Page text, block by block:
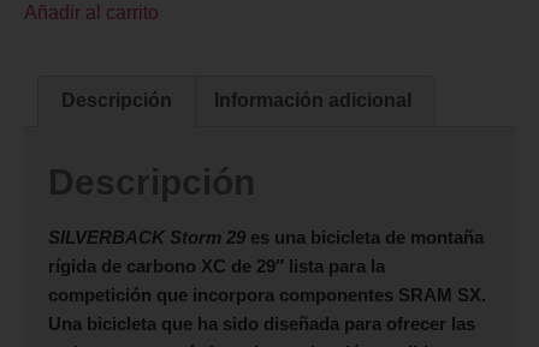
Añadir al carrito
Descripción Información adicional
Descripción
SILVERBACK Storm 29 es una bicicleta de montaña
rígida de carbono XC de 29″ lista para la
competición que incorpora componentes SRAM SX.
Una bicicleta que ha sido diseñada para ofrecer las